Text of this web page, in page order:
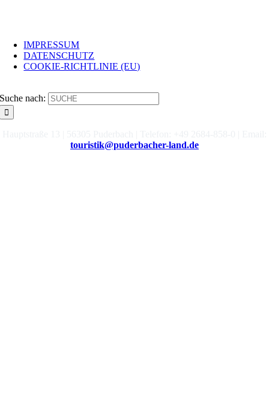
IMPRESSUM
DATENSCHUTZ
COOKIE-RICHTLINIE (EU)
Suche nach:
touristik@puderbacher-land.de